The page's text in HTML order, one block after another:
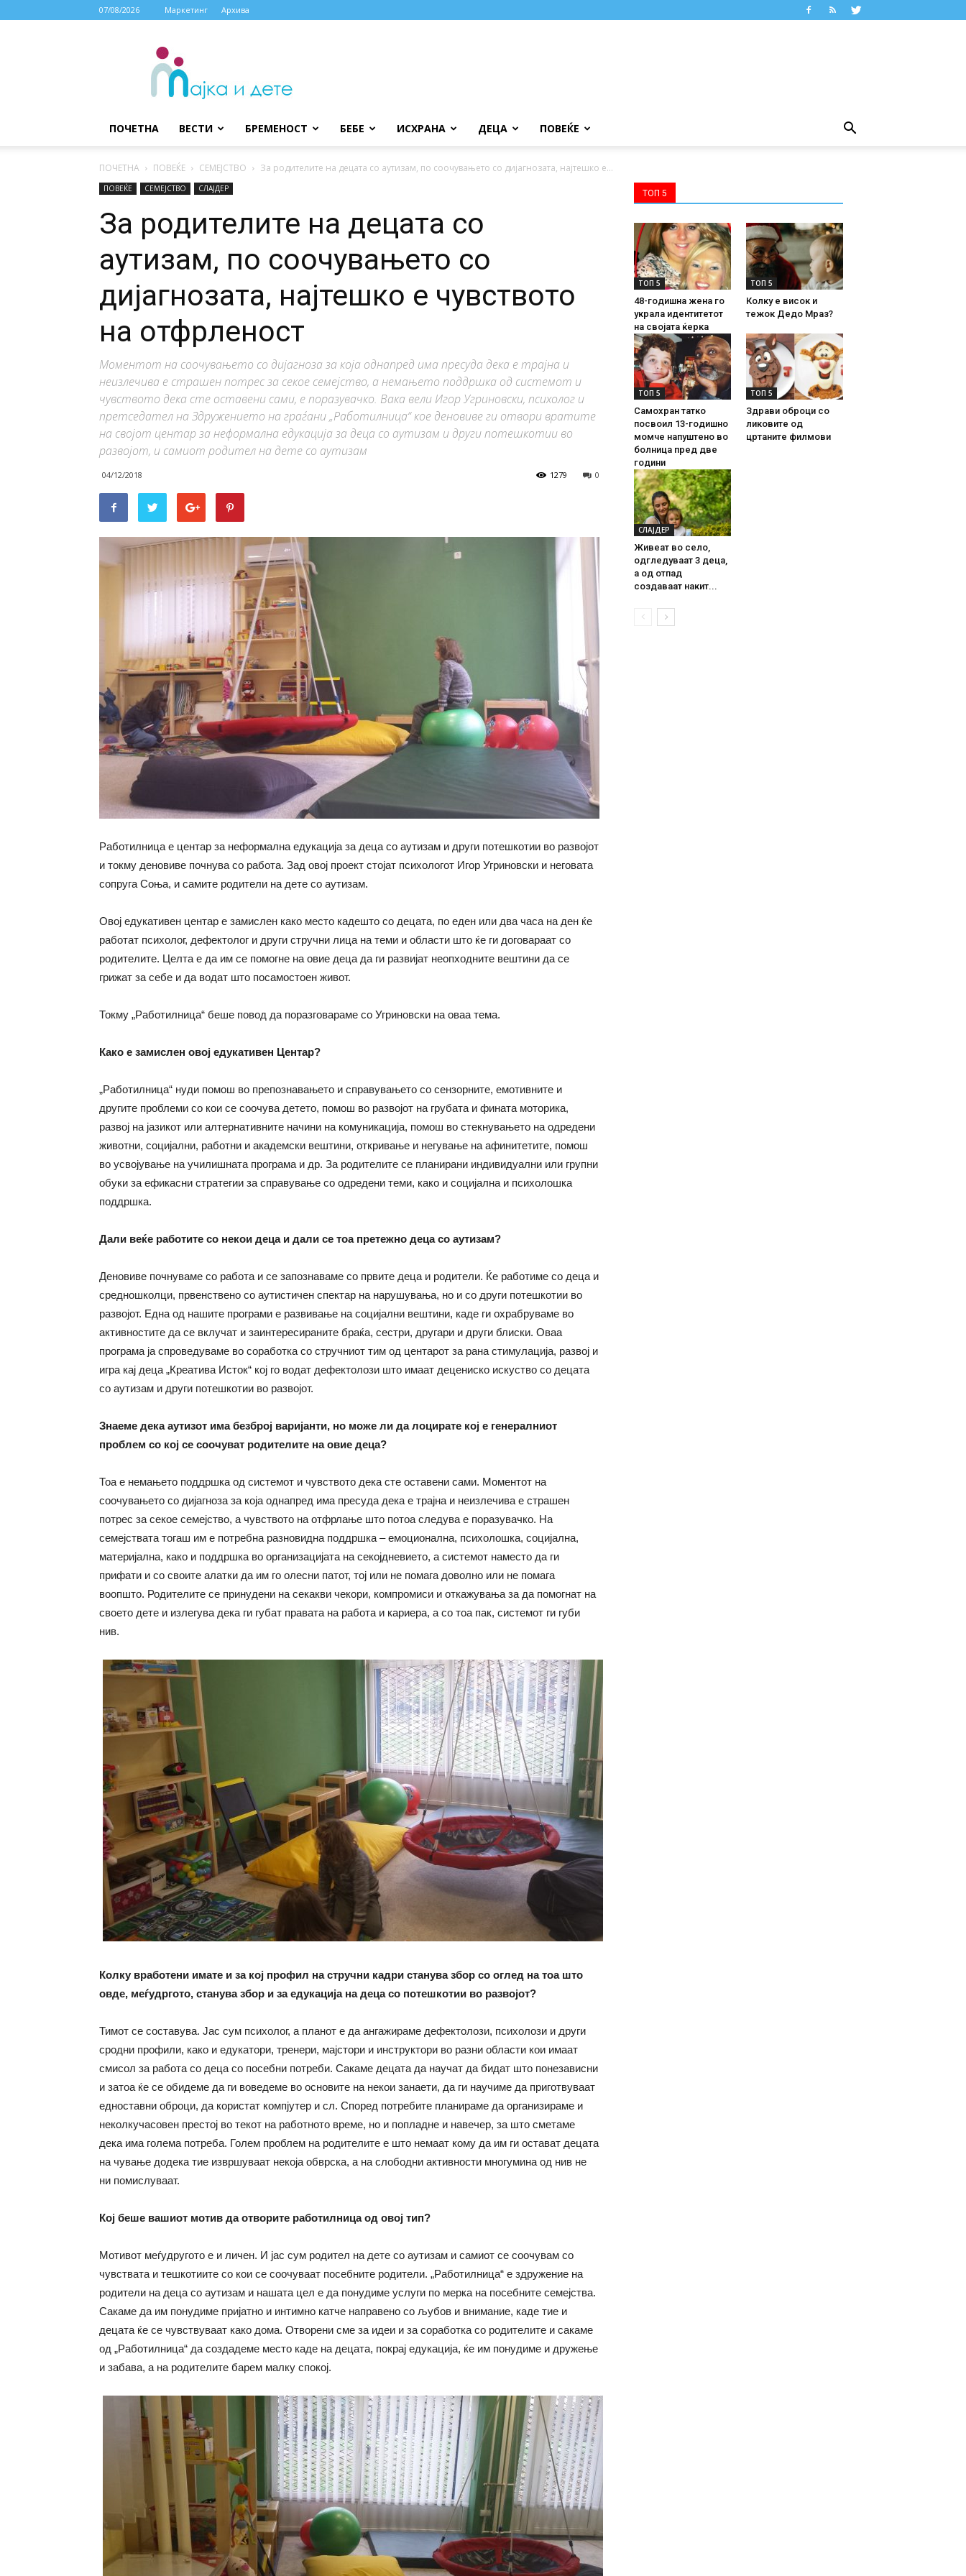
07/08/2026 Маркетинг Архива
МАЈКА
ДЕТЕ
ПОЧЕТНА ВЕСТИ БРЕМЕНОСТ БЕБЕ ИСХРАНА ДЕЦА ПОВЕЌЕ
ПОЧЕТНА ПОВЕЌЕ СЕМЕЈСТВО За родителите на децата со аутизам, по соочувањето со дијагнозата, најтешко е...
ПОВЕЌЕ СЕМЕЈСТВО СЛАЈДЕР
За родителите на децата со
аутизам, по соочувањето со
дијагнозата, најтешко е чувството
на отфрленост
Моментот на соочувањето со дијагноза за која однапред има пресуда дека е трајна и
неизлечива е страшен потрес за секое семејство, а немањето поддршка од системот и
чувството дека сте оставени сами, е поразувачко. Вака вели Игор Угриновски, психолог и
претседател на Здружението на граѓани „Работилница“ кое деновиве ги отвори вратите
на својот центар за неформална едукација за деца со аутизам и други потешкотии во
развојот, и самиот родител на дете со аутизам
04/12/2018 0
1279
Работилница е центар за неформална едукација за деца со аутизам и други потешкотии во развојот
и токму деновиве почнува со работа. Зад овој проект стојат психологот Игор Угриновски и неговата
сопруга Соња, и самите родители на дете со аутизам.
Овој едукативен центар е замислен како место кадешто со децата, по еден или два часа на ден ќе
работат психолог, дефектолог и други стручни лица на теми и области што ќе ги договараат со
родителите. Целта е да им се помогне на овие деца да ги развијат неопходните вештини да се
грижат за себе и да водат што посамостоен живот.
Токму „Работилница“ беше повод да поразговараме со Угриновски на оваа тема.
Како е замислен овој едукативен Центар?
„Работилница“ нуди помош во препознавањето и справувањето со сензорните, емотивните и
другите проблеми со кои се соочува детето, помош во развојот на грубата и фината моторика,
развој на јазикот или алтернативните начини на комуникација, помош во стекнувањето на одредени
животни, социјални, работни и академски вештини, откривање и негување на афинитетите, помош
во усвојување на училишната програма и др. За родителите се планирани индивидуални или групни
обуки за ефикасни стратегии за справување со одредени теми, како и социјална и психолошка
поддршка.
Дали веќе работите со некои деца и дали се тоа претежно деца со аутизам?
Деновиве почнуваме со работа и се запознаваме со првите деца и родители. Ќе работиме со деца и
средношколци, првенствено со аутистичен спектар на нарушувања, но и со други потешкотии во
развојот. Една од нашите програми е развивање на социјални вештини, каде ги охрабруваме во
активностите да се вклучат и заинтересираните браќа, сестри, другари и други блиски. Оваа
програма ја спроведуваме во соработка со стручниот тим од центарот за рана стимулација, развој и
игра кај деца „Креатива Исток“ кој го водат дефектолози што имаат децениско искуство со децата
со аутизам и други потешкотии во развојот.
Знаеме дека аутизот има безброј варијанти, но може ли да лоцирате кој е генералниот
проблем со кој се соочуват родителите на овие деца?
Тоа е немањето поддршка од системот и чувството дека сте оставени сами. Моментот на
соочувањето со дијагноза за која однапред има пресуда дека е трајна и неизлечива е страшен
потрес за секое семејство, а чувството на отфрлање што потоа следува е поразувачко. На
семејствата тогаш им е потребна разновидна поддршка – емоционална, психолошка, социјална,
материјална, како и поддршка во организацијата на секојдневието, а системот наместо да ги
прифати и со своите алатки да им го олесни патот, тој или не помага доволно или не помага
воопшто. Родителите се принудени на секакви чекори, компромиси и откажувања за да помогнат на
своето дете и излегува дека ги губат правата на работа и кариера, а со тоа пак, системот ги губи
нив.
Колку вработени имате и за кој профил на стручни кадри станува збор со оглед на тоа што
овде, меѓудргото, станува збор и за едукација на деца со потешкотии во развојот?
Тимот се составува. Јас сум психолог, а планот е да ангажираме дефектолози, психолози и други
сродни профили, како и едукатори, тренери, мајстори и инструктори во разни области кои имаат
смисол за работа со деца со посебни потреби. Сакаме децата да научат да бидат што понезависни
и затоа ќе се обидеме да ги воведеме во основите на некои занаети, да ги научиме да приготвуваат
едноставни оброци, да користат компјутер и сл. Според потребите планираме да организираме и
неколкучасовен престој во текот на работното време, но и попладне и навечер, за што сметаме
дека има голема потреба. Голем проблем на родителите е што немаат кому да им ги остават децата
на чување додека тие извршуваат некоја обврска, а на слободни активности многумина од нив не
ни помислуваат.
Кој беше вашиот мотив да отворите работилница од овој тип?
Мотивот меѓудругото е и личен. И јас сум родител на дете со аутизам и самиот се соочувам со
чувствата и тешкотиите со кои се соочуваат посебните родители. „Работилница“ е здружение на
родители на деца со аутизам и нашата цел е да понудиме услуги по мерка на посебните семејства.
Сакаме да им понудиме пријатно и интимно катче направено со љубов и внимание, каде тие и
децата ќе се чувствуваат како дома. Отворени сме за идеи и за соработка со родителите и сакаме
од „Работилница“ да создадеме место каде на децата, покрај едукација, ќе им понудиме и дружење
и забава, а на родителите барем малку спокој.
ТОП 5
ТОП 5
48-годишна жена го
украла идентитетот
на својата ќерка
ТОП 5
Колку е висок и
тежок Дедо Мраз?
ТОП 5
Самохран татко
посвоил 13-годишно
момче напуштено во
болница пред две
години
ТОП 5
Здрави оброци со
ликовите од
цртаните филмови
СЛАЈДЕР
Живеат во село,
одгледуваат 3 деца,
а од отпад
создаваат накит...